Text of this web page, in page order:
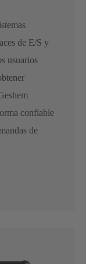
de E/S y
usuarios
confiable
de